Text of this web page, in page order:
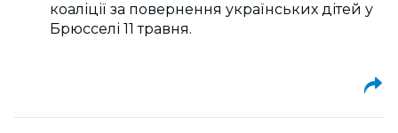
коаліції за повернення українських дітей у
Брюсселі 11 травня.